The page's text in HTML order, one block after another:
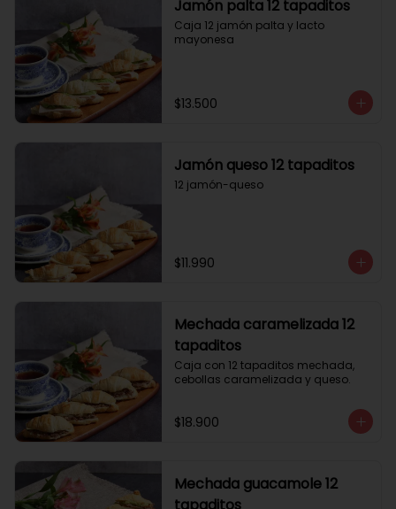
Jamón palta 12 tapaditos
Caja 12 jamón palta y lacto
mayonesa
$13.500
Jamón queso 12 tapaditos
12 jamón-queso
$11.990
Mechada caramelizada 12
tapaditos
Caja con 12 tapaditos mechada,
cebollas caramelizada y queso.
$18.900
Mechada guacamole 12